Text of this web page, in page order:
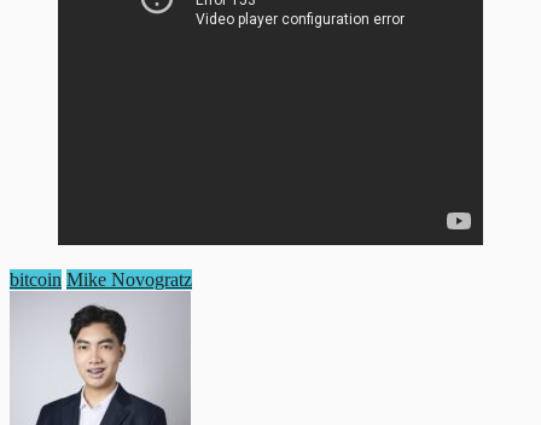
bitcoin Mike Novogratz